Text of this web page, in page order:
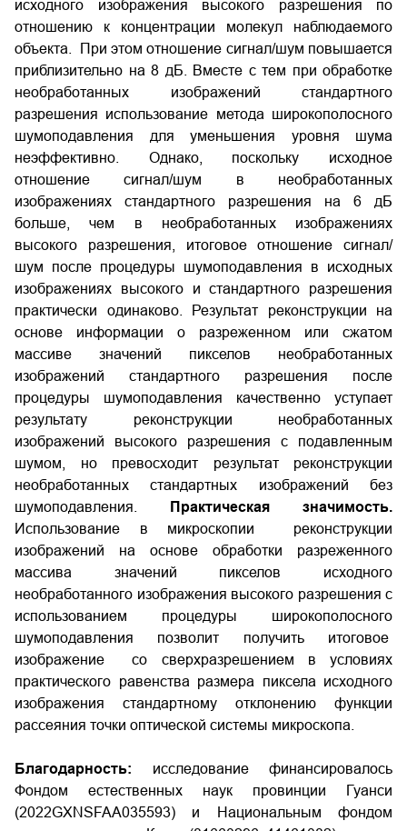
исходного изображения высокого разрешения по
отношению к концентрации молекул наблюдаемого
объекта. При этом отношение сигнал/шум повышается
приблизительно на 8 дБ. Вместе с тем при обработке
необработанных изображений стандартного
разрешения использование метода широкополосного
шумоподавления для уменьшения уровня шума
неэффективно. Однако, поскольку исходное
отношение сигнал/шум в необработанных
изображениях стандартного разрешения на 6 дБ
больше, чем в необработанных изображениях
высокого разрешения, итоговое отношение сигнал/
шум после процедуры шумоподавления в исходных
изображениях высокого и стандартного разрешения
практически одинаково. Результат реконструкции на
основе информации о разреженном или сжатом
массиве значений пикселов необработанных
изображений стандартного разрешения после
процедуры шумоподавления качественно уступает
результату реконструкции необработанных
изображений высокого разрешения с подавленным
шумом, но превосходит результат реконструкции
необработанных стандартных изображений без
шумоподавления.
Практическая значимость.
Использование в микроскопии реконструкции
изображений на основе обработки разреженного
массива значений пикселов исходного
необработанного изображения высокого разрешения с
использованием процедуры широкополосного
шумоподавления позволит получить итоговое
изображение со сверхразрешением в условиях
практического равенства размера пиксела исходного
изображения стандартному отклонению функции
рассеяния точки оптической системы микроскопа.
Благодарность: исследование финансировалось
Фондом естественных наук провинции Гуанси
(2022GXNSFAA035593) и Национальным фондом